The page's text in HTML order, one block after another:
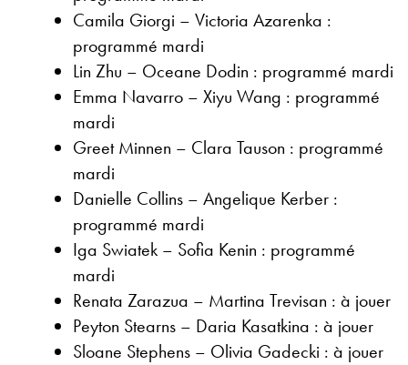
Camila Giorgi – Victoria Azarenka :
programmé mardi
Lin Zhu – Oceane Dodin : programmé mardi
Emma Navarro – Xiyu Wang : programmé
mardi
Greet Minnen – Clara Tauson : programmé
mardi
Danielle Collins – Angelique Kerber :
programmé mardi
Iga Swiatek – Sofia Kenin : programmé
mardi
Renata Zarazua – Martina Trevisan : à jouer
Peyton Stearns – Daria Kasatkina : à jouer
Sloane Stephens – Olivia Gadecki : à jouer